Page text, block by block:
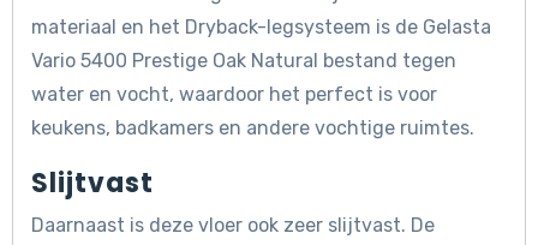
materiaal en het Dryback-legsysteem is de Gelasta
Vario 5400 Prestige Oak Natural bestand tegen
water en vocht, waardoor het perfect is voor
keukens, badkamers en andere vochtige ruimtes.
Slijtvast
Daarnaast is deze vloer ook zeer slijtvast. De